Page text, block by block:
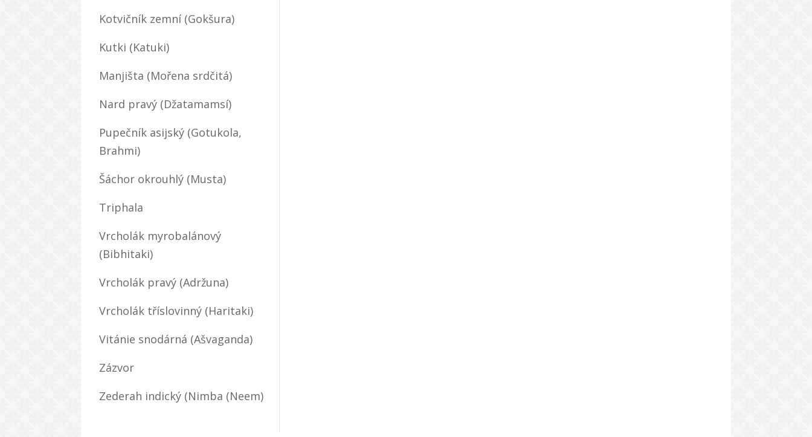
Kotvičník zemní (Gokšura)
Kutki (Katuki)
Manjišta (Mořena srdčitá)
Nard pravý (Džatamamsí)
Pupečník asijský (Gotukola,
Brahmi)
Šáchor okrouhlý (Musta)
Triphala
Vrcholák myrobalánový
(Bibhitaki)
Vrcholák pravý (Adržuna)
Vrcholák tříslovinný (Haritaki)
Vitánie snodárná (Ašvaganda)
Zázvor
Zederah indický (Nimba (Neem)